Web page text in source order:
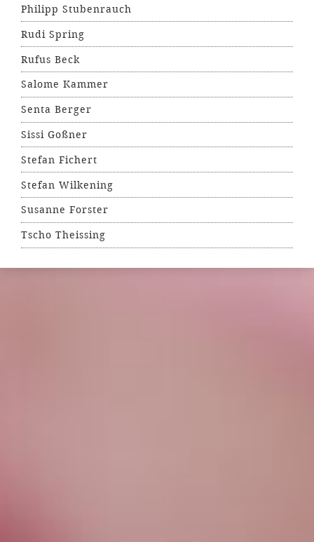
Philipp Stubenrauch
Rudi Spring
Rufus Beck
Salome Kammer
Senta Berger
Sissi Goßner
Stefan Fichert
Stefan Wilkening
Susanne Forster
Tscho Theissing